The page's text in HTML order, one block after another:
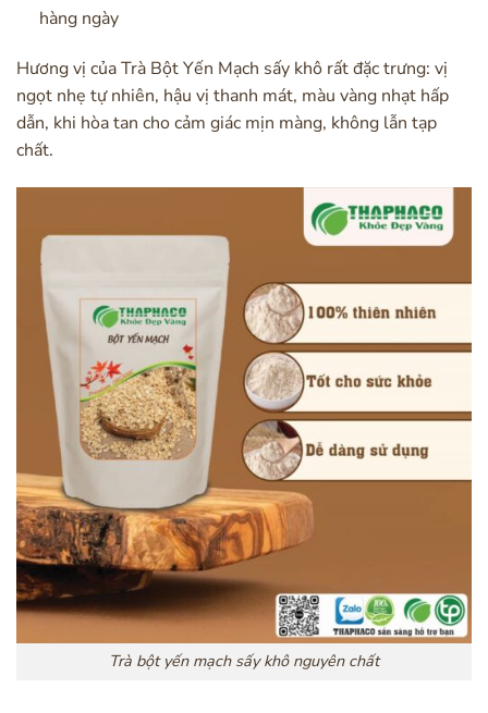
hàng ngày
Hương vị của Trà Bột Yến Mạch sấy khô rất đặc trưng: vị
ngọt nhẹ tự nhiên, hậu vị thanh mát, màu vàng nhạt hấp
dẫn, khi hòa tan cho cảm giác mịn màng, không lẫn tạp
chất.
Trà bột yến mạch sấy khô nguyên chất